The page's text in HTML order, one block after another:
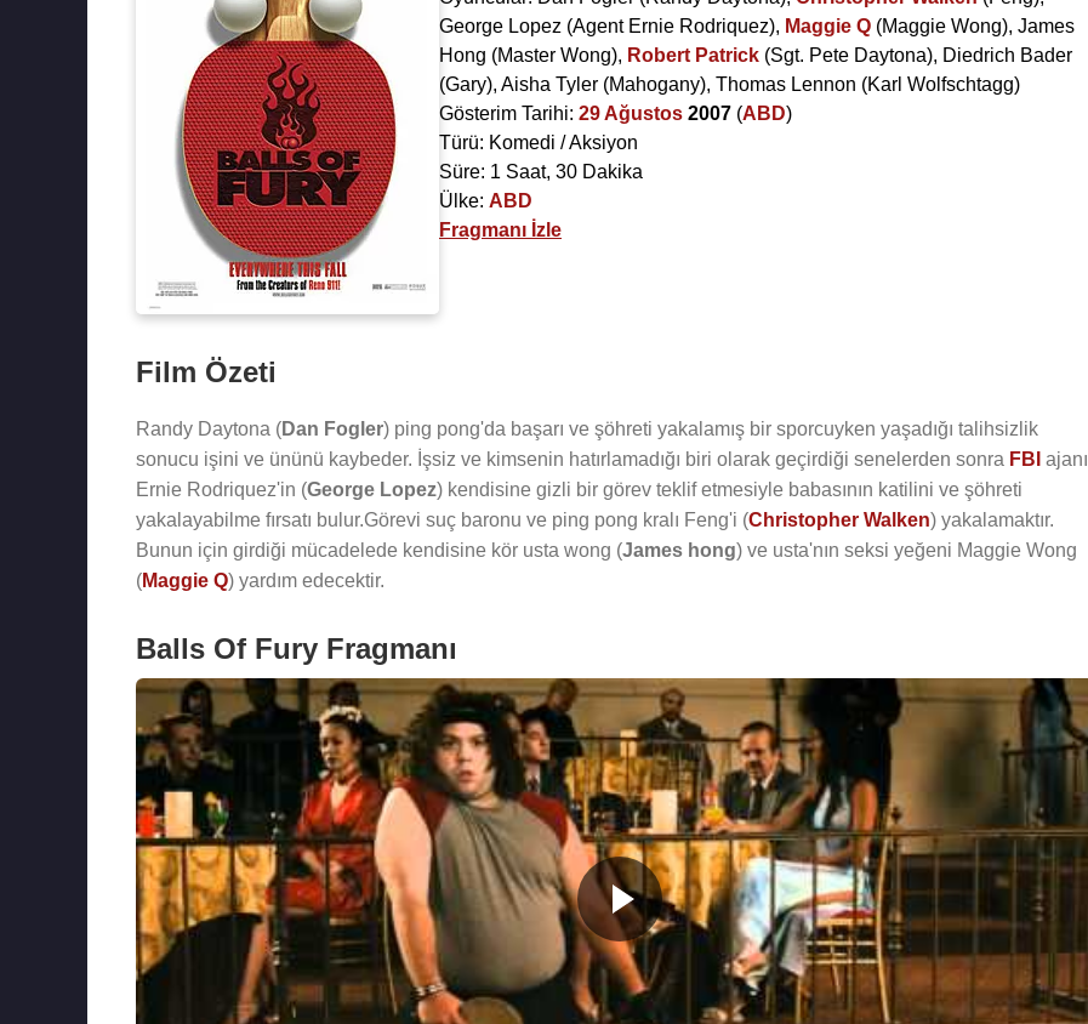
George Lopez (Agent Ernie Rodriquez), Maggie Q (Maggie Wong), James
Hong (Master Wong), Robert Patrick (Sgt. Pete Daytona), Diedrich Bader
(Gary), Aisha Tyler (Mahogany), Thomas Lennon (Karl Wolfschtagg)
Gösterim Tarihi: 29 Ağustos 2007 (ABD)
Türü: Komedi / Aksiyon
Süre: 1 Saat, 30 Dakika
Ülke: ABD
Fragmanı İzle
Film Özeti
Randy Daytona (Dan Fogler) ping pong'da başarı ve şöhreti yakalamış bir sporcuyken yaşadığı talihsizlik
sonucu işini ve ününü kaybeder. İşsiz ve kimsenin hatırlamadığı biri olarak geçirdiği senelerden sonra FBI ajanı
Ernie Rodriquez'in (George Lopez) kendisine gizli bir görev teklif etmesiyle babasının katilini ve şöhreti
yakalayabilme fırsatı bulur.Görevi suç baronu ve ping pong kralı Feng'i (Christopher Walken) yakalamaktır.
Bunun için girdiği mücadelede kendisine kör usta wong (James hong) ve usta'nın seksi yeğeni Maggie Wong
(Maggie Q) yardım edecektir.
Balls Of Fury Fragmanı